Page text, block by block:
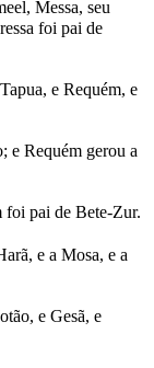
Messa, seu
foi pai de
e Requém, e
e Requém gerou a
pai de Bete-Zur.
e a Mosa, e a
e Gesã, e